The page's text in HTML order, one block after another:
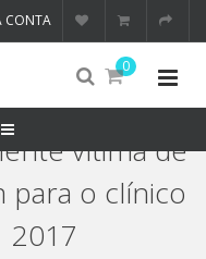
CONTA
0
vítima de
para o clínico
2017